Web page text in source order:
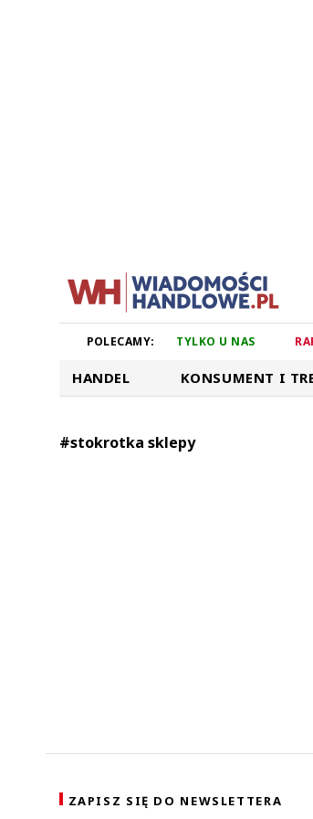
POLECAMY: TYLKO U NAS
HANDEL KONSUMENT I
#stokrotka sklepy
ZAPISZ SIĘ DO NEWSLETTERA